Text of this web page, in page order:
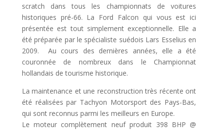
scratch dans tous les championnats de voitures
historiques pré-66. La Ford Falcon qui vous est ici
présentée est tout simplement exceptionnelle. Elle a
été préparée par le spécialiste suédois Lars Esselius en
2009. Au cours des dernières années, elle a été
couronnée de nombreux dans le Championnat
hollandais de tourisme historique.
La maintenance et une reconstruction très récente ont
été réalisées par Tachyon Motorsport des Pays-Bas,
qui sont reconnus parmi les meilleurs en Europe.
Le moteur complètement neuf produit 398 BHP @